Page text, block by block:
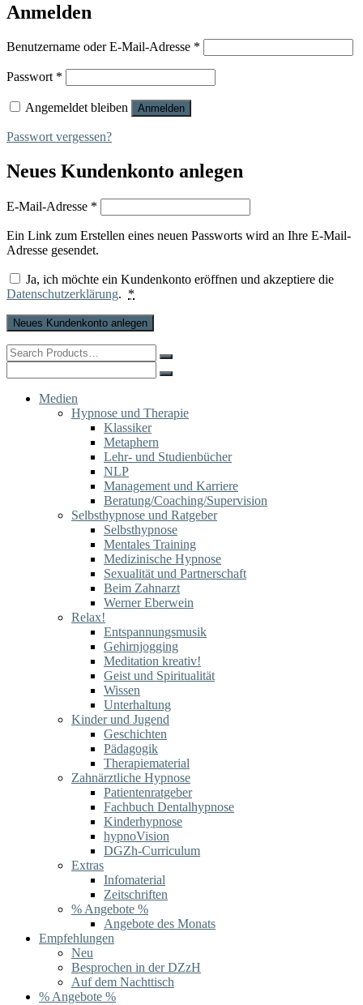
Anmelden
Benutzername oder E-Mail-Adresse *
Passwort *
Angemeldet bleiben Anmelden
Passwort vergessen?
Neues Kundenkonto anlegen
E-Mail-Adresse *
Ein Link zum Erstellen eines neuen Passworts wird an Ihre E-Mail-
Adresse gesendet.
Ja, ich möchte ein Kundenkonto eröffnen und akzeptiere die
Datenschutzerklärung. *
Neues Kundenkonto anlegen
Search
for:
for:
Medien
Hypnose und Therapie
Klassiker
Metaphern
Lehr- und Studienbücher
NLP
Management und Karriere
Beratung/Coaching/Supervision
Selbsthypnose und Ratgeber
Selbsthypnose
Mentales Training
Medizinische Hypnose
Sexualität und Partnerschaft
Beim Zahnarzt
Werner Eberwein
Relax!
Entspannungsmusik
Gehirnjogging
Meditation kreativ!
Geist und Spiritualität
Wissen
Unterhaltung
Kinder und Jugend
Geschichten
Pädagogik
Therapiematerial
Zahnärztliche Hypnose
Patientenratgeber
Fachbuch Dentalhypnose
Kinderhypnose
hypnoVision
DGZh-Curriculum
Extras
Infomaterial
Zeitschriften
% Angebote %
Angebote des Monats
Empfehlungen
Neu
Besprochen in der DZzH
Auf dem Nachttisch
% Angebote %